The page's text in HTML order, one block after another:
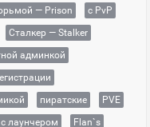
— Prison
с PvP
Сталкер — Stalker
админкой
пиратские
PVE
с лаунчером
Flan`s